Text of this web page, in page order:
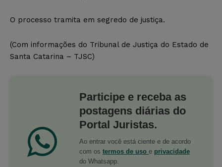
O processo tramita em segredo de justiça.
(Com informações do Tribunal de Justiça do Estado de
Santa Catarina – TJSC)
Participe e receba as
postagens diárias do
Portal Juristas.
Ao entrar você está ciente e de acordo
com os termos de uso e privacidade
do Whatsapp.